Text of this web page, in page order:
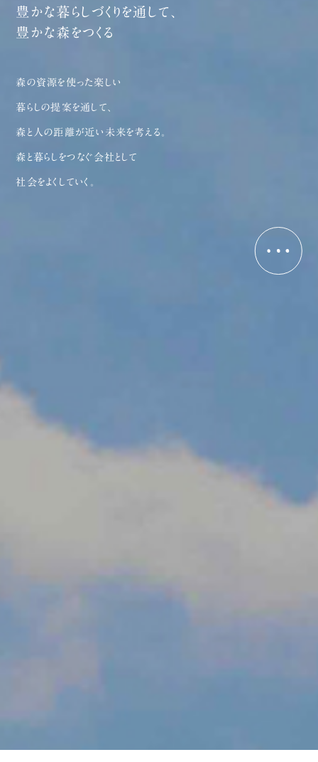
豊かな暮らしづくりを通して、
豊かな森をつくる
森の資源を使った楽しい
暮らしの提案を通して、
森と人の距離が近い未来を考える。
森と暮らしをつなぐ会社として
社会をよくしていく。